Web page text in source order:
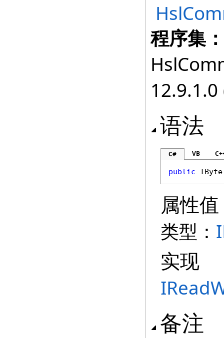
程序集：
语法
C# VB
public
属性值
类型：
实现
备注